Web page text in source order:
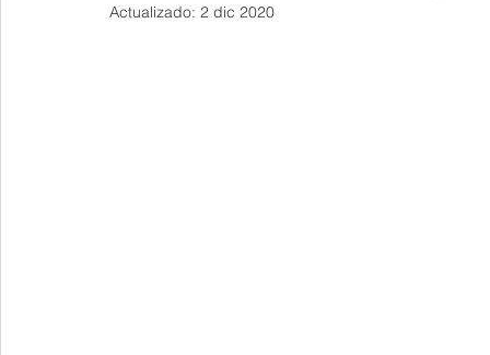
Actualizado: 2 dic 2020